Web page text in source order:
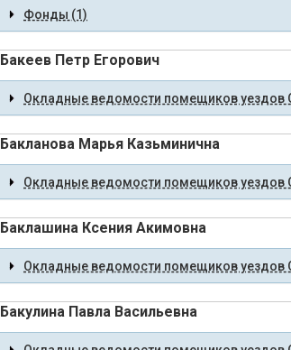
Фонды (1)
Бакеев Петр Егорович
Окладные ведомости помещиков уездов
Бакланова Марья Казьминична
Окладные ведомости помещиков уездов
Баклашина Ксения Акимовна
Окладные ведомости помещиков уездов
Бакулина Павла Васильевна